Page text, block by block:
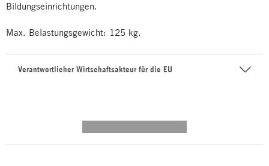
Bildungseinrichtungen.
Max. Belastungsgewicht: 125 kg.
Verantwortlicher Wirtschaftsakteur für die EU